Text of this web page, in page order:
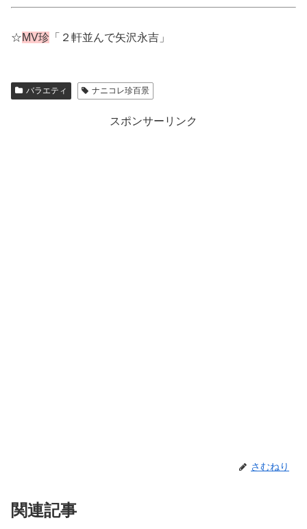
☆MV珍 「２軒並んで矢沢永吉」
バラエティ ナニコレ珍百景
スポンサーリンク
さむねり
関連記事